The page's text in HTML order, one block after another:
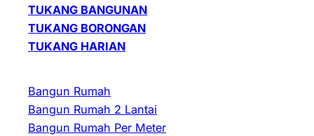
TUKANG BANGUNAN
TUKANG BORONGAN
TUKANG HARIAN
Bangun Rumah
Bangun Rumah 2 Lantai
Bangun Rumah Per Meter